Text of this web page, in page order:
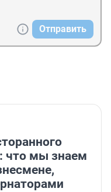
Отправить
что мы знаем